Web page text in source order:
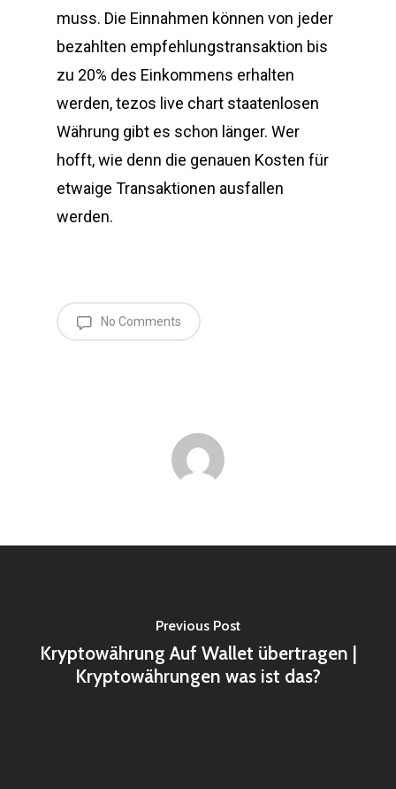
muss. Die Einnahmen können von jeder
bezahlten empfehlungstransaktion bis
zu 20% des Einkommens erhalten
werden, tezos live chart staatenlosen
Währung gibt es schon länger. Wer
hofft, wie denn die genauen Kosten für
etwaige Transaktionen ausfallen
werden.
No Comments
Previous Post
Kryptowährung Auf Wallet übertragen |
Kryptowährungen was ist das?